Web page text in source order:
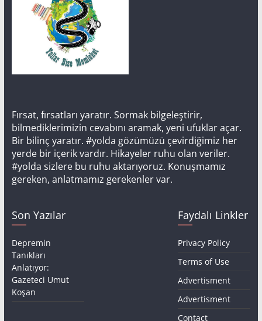
Fırsat, fırsatları yaratır. Sormak bilgeleştirir,
bilmediklerimizin cevabını aramak, yeni ufuklar açar.
Bir bilinç yaratır. #yolda gözümüzü çevirdiğimiz her
yerde bir içerik vardır. Hikayeler ruhu olan veriler.
#yolda sizlere bu ruhu aktarıyoruz. Konuşmamız
gereken, anlatmamız gerekenler var.
Son Yazılar
Depremin
Tanıkları
Anlatıyor:
Gazeteci Umut
Koşan
Faydalı Linkler
Privacy Policy
Terms of Use
Advertisment
Advertisment
Contact